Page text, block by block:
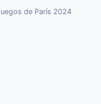
de París 2024